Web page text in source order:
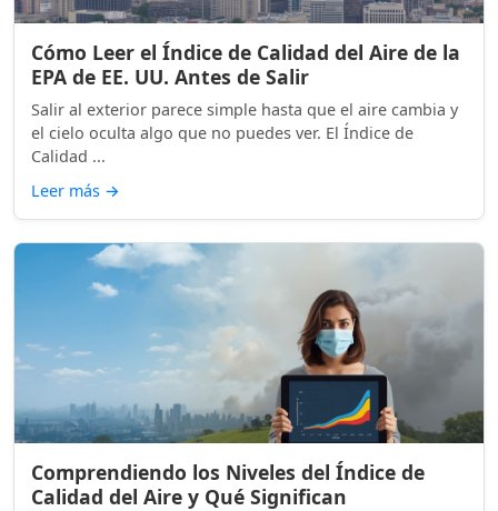
Cómo Leer el Índice de Calidad del Aire de la
EPA de EE. UU. Antes de Salir
Salir al exterior parece simple hasta que el aire cambia y
el cielo oculta algo que no puedes ver. El Índice de
Calidad ...
Leer más →
Comprendiendo los Niveles del Índice de
Calidad del Aire y Qué Significan